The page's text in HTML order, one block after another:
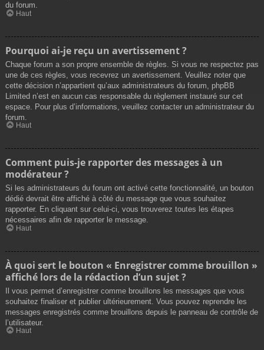
du forum.
Haut
Pourquoi ai-je reçu un avertissement ?
Chaque forum a son propre ensemble de règles. Si vous ne respectez pas
une de ces règles, vous recevrez un avertissement. Veuillez noter que
cette décision n’appartient qu’aux administrateurs du forum, phpBB
Limited n’est en aucun cas responsable du règlement instauré sur cet
espace. Pour plus d’informations, veuillez contacter un administrateur du
forum.
Haut
Comment puis-je rapporter des messages à un
modérateur ?
Si les administrateurs du forum ont activé cette fonctionnalité, un bouton
dédié devrait être affiché à côté du message que vous souhaitez
rapporter. En cliquant sur celui-ci, vous trouverez toutes les étapes
nécessaires afin de rapporter le message.
Haut
À quoi sert le bouton « Enregistrer comme brouillon »
affiché lors de la rédaction d’un sujet ?
Il vous permet d’enregistrer comme brouillons les messages que vous
souhaitez finaliser et publier ultérieurement. Vous pouvez reprendre les
messages enregistrés comme brouillons depuis le panneau de contrôle de
l’utilisateur.
Haut